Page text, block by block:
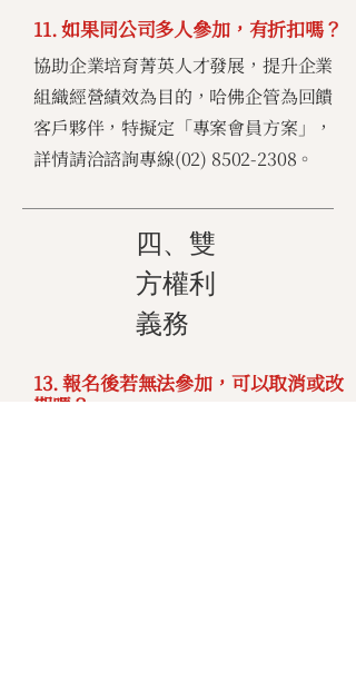
11. 如果同公司多人參加，有折扣嗎？
協助企業培育菁英人才發展，提升企業
組織經營績效為目的，哈佛企管為回饋
客戶夥伴，特擬定「專案會員方案」，
詳情請洽諮詢專線(02) 8502-2308 。
四、雙
方權利
義務
13. 報名後若無法參加，可以取消或改
期嗎？